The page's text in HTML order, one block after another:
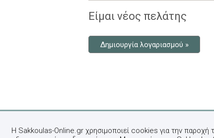
Είμαι νέος πελάτης
Δημιουργία λογαριασμού »
Η Sakkoulas-Online.gr χρησιμοποιεί cookies για την παροχή